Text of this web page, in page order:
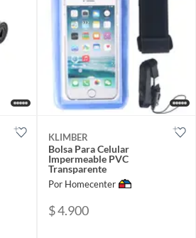
KLIMBER
Bolsa Para Celular
Impermeable PVC
Transparente
Por Homecenter
$ 4.900